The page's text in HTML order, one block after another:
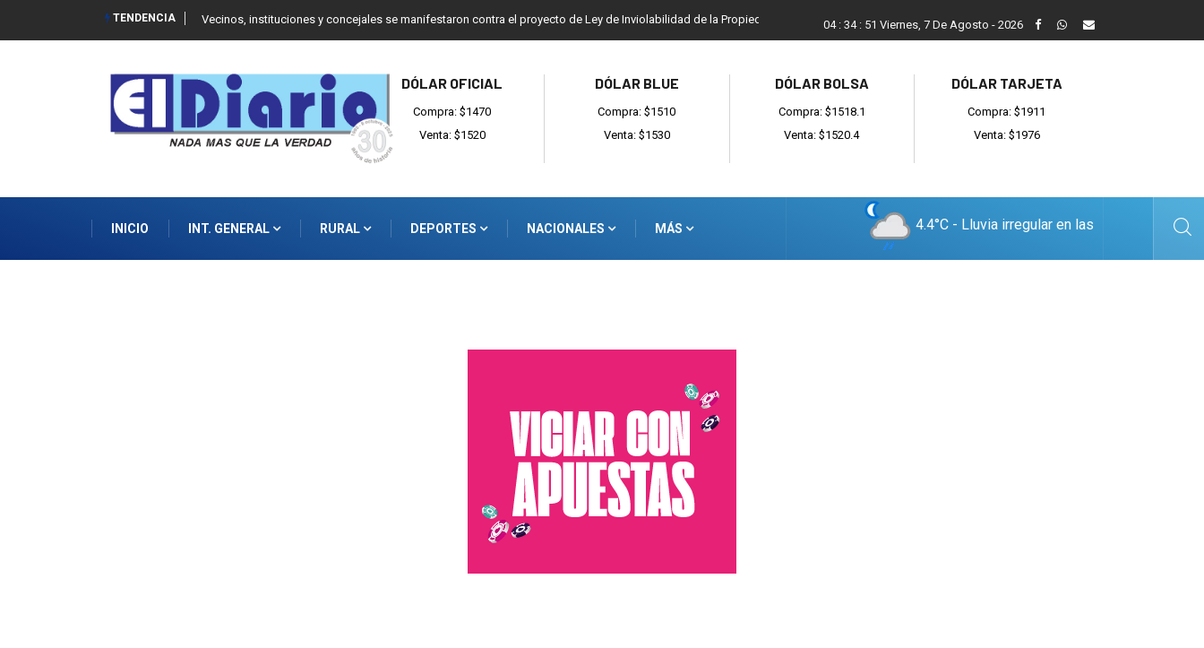
TENDENCIA Vecinos, instituciones y concejales se manifestaron contra el proyecto de Ley de Inviolabilidad de la Propiedad Privada Reino recibió a instituciones y confirmó gestiones para
04: 34: 51 Viernes, 7 De Agosto - 2026
DÓLAR OFICIAL
Compra: $1470
Venta: $1520
DÓLAR BLUE
Compra: $1510
Venta: $1530
DÓLAR BOLSA
Compra: $1518.1
Venta: $1520.4
DÓLAR TARJETA
Compra: $1911
Venta: $1976
INICIO INT. GENERAL RURAL DEPORTES NACIONALES MÁS 4.4°C - Lluvia irregular en las